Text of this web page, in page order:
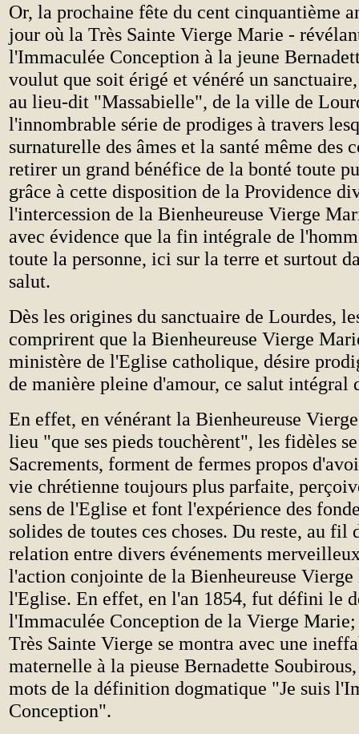
Or, la prochaine fête du cent cinquantième
jour où la Très Sainte Vierge Marie -
l'Immaculée Conception à la jeune
voulut que soit érigé et vénéré un
au lieu-dit "Massabielle", de la ville de
l'innombrable série de prodiges à travers
surnaturelle des âmes et la santé même des
retirer un grand bénéfice de la bonté toute
grâce à cette disposition de la Providence
l'intercession de la Bienheureuse Vierge
avec évidence que la fin intégrale de
toute la personne, ici sur la terre et surtout
salut.
Dès les origines du sanctuaire de Lourdes,
comprirent que la Bienheureuse Vierge
ministère de l'Eglise catholique, désire
de manière pleine d'amour, ce salut intégral
En effet, en vénérant la Bienheureuse
lieu "que ses pieds touchèrent", les fidèles
Sacrements, forment de fermes propos
vie chrétienne toujours plus parfaite,
sens de l'Eglise et font l'expérience des
solides de toutes ces choses. Du reste, au fil
relation entre divers événements
l'action conjointe de la Bienheureuse
l'Eglise. En effet, en l'an 1854, fut défini le
l'Immaculée Conception de la Vierge
Très Sainte Vierge se montra avec une
maternelle à la pieuse Bernadette
mots de la définition dogmatique "Je suis
Conception".